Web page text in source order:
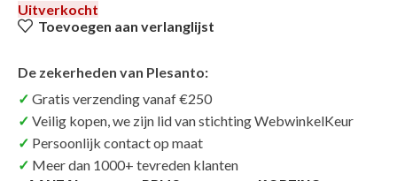
Uitverkocht
Toevoegen aan verlanglijst
De zekerheden van Plesanto:
Gratis verzending vanaf €250
Veilig kopen, we zijn lid van stichting WebwinkelKeur
Persoonlijk contact op maat
Meer dan 1000+ tevreden klanten